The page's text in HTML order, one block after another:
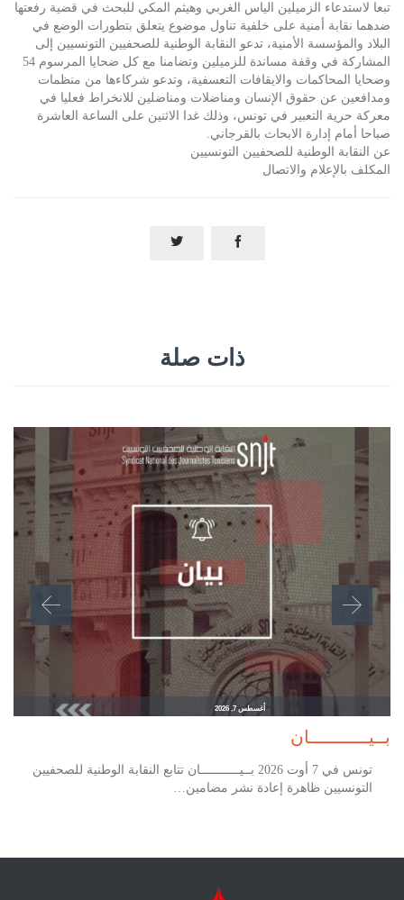
تبعا لاستدعاء الزميلين الياس الغربي وهيثم المكي للبحث في قضية رفعتها
ضدهما نقابة أمنية على خلفية تناول موضوع يتعلق بتطورات الوضع في
البلاد والمؤسسة الأمنية، تدعو النقابة الوطنية للصحفيين التونسيين إلى
المشاركة في وقفة مساندة للزميلين وتضامنا مع كل ضحايا المرسوم 54
وضحايا المحاكمات والايقافات التعسفية، وتدعو شركاءها من منظمات
ومدافعين عن حقوق الإنسان ومناضلات ومناضلين للانخراط فعليا في
معركة حرية التعبير في تونس، وذلك غدا الاثنين على الساعة العاشرة
صباحا أمام إدارة الابحاث بالقرجاني.
عن النقابة الوطنية للصحفيين التونسيين
المكلف بالإعلام والاتصال


ذات صلة
أغسطس 7, 2026
بــيـــــــــــان
تونس في 7 أوت 2026 بــيـــــــــــان تتابع النقابة الوطنية للصحفيين
التونسيين ظاهرة إعادة نشر مضامين…